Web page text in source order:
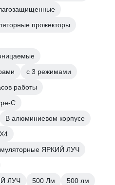
прожекторы
с 3 режимами
работы
C
В алюминиевом корпусе
ЯРКИЙ ЛУЧ
ЛУЧ
500 Лм
500 лм